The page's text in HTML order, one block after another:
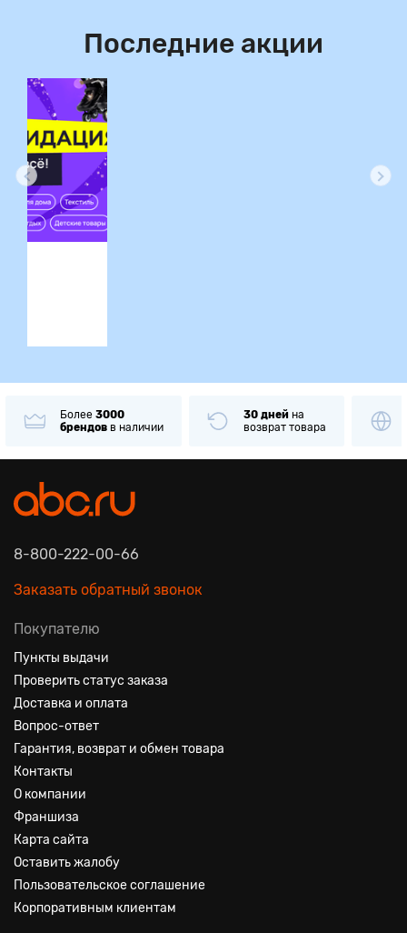
Последние акции
Более 3000
брендов в наличии
30 дней на
возврат товара
8-800-222-00-66
Заказать обратный звонок
Покупателю
Пункты выдачи
Проверить статус заказа
Доставка и оплата
Вопрос-ответ
Гарантия, возврат и обмен товара
Контакты
О компании
Франшиза
Карта сайта
Оставить жалобу
Пользовательское соглашение
Корпоративным клиентам